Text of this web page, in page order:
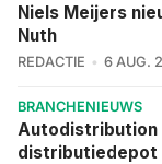
Niels Meijers
Nuth
REDACTIE 6 AUG.
BRANCHENIEUWS
Autodistribution
distributiedepot